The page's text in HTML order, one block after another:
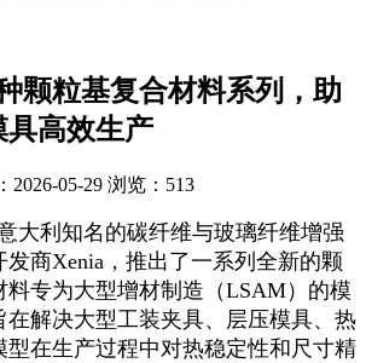
颗粒基复合材料系列，助
具高效生产
2026-05-29 浏览：513
利知名的碳纤维与玻璃纤维增强
商Xenia，推出了一系列全新的颗
料专为大型增材制造（LSAM）的模
在解决大型工装夹具、层压模具、热
型在生产过程中对热稳定性和尺寸精